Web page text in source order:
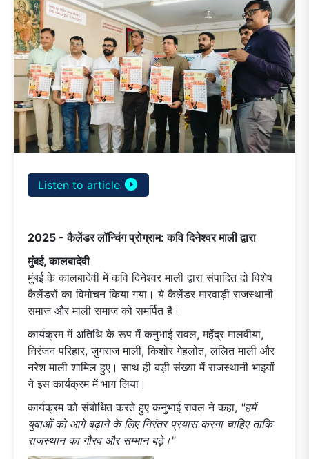
Listen to article play_circle_filled
2025 - कैलेंडर लॉन्चिंग प्रोग्राम: कवि दिनेश्वर माली द्वारा
मुंबई, कालबादेवी
मुंबई के कालबादेवी में कवि दिनेश्वर माली द्वारा संपादित दो विशेष
कैलेंडरों का विमोचन किया गया। ये कैलेंडर मारवाड़ी राजस्थानी
समाज और माली समाज को समर्पित हैं।
कार्यक्रम में अतिथि के रूप में कनुभाई रावल, महेंद्र मालवीया,
निरंजन परिहार, जुगराज माली, किशोर गेहलोत, ललित माली और
नरेश माली शामिल हुए। साथ ही बड़ी संख्या में राजस्थानी भाइयों
ने इस कार्यक्रम में भाग लिया।
कार्यक्रम को संबोधित करते हुए कनुभाई रावल ने कहा, "हमें
युवाओं को आगे बढ़ाने के लिए निरंतर प्रयास करना चाहिए ताकि
राजस्थान का गौरव और सम्मान बढ़े।"